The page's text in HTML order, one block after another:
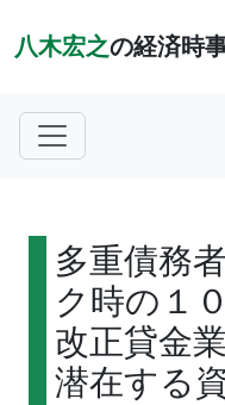
八木宏之の経済時
多重債務
ク時の１
改正貸金
潜在する